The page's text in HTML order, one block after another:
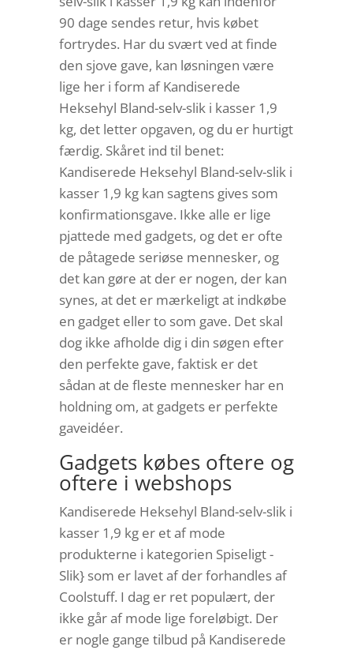
90 dage sendes retur, hvis købet
fortrydes. Har du svært ved at finde
den sjove gave, kan løsningen være
lige her i form af Kandiserede
Heksehyl Bland-selv-slik i kasser 1,9
kg, det letter opgaven, og du er hurtigt
færdig. Skåret ind til benet:
Kandiserede Heksehyl Bland-selv-slik i
kasser 1,9 kg kan sagtens gives som
konfirmationsgave. Ikke alle er lige
pjattede med gadgets, og det er ofte
de påtagede seriøse mennesker, og
det kan gøre at der er nogen, der kan
synes, at det er mærkeligt at indkøbe
en gadget eller to som gave. Det skal
dog ikke afholde dig i din søgen efter
den perfekte gave, faktisk er det
sådan at de fleste mennesker har en
holdning om, at gadgets er perfekte
gaveidéer.
Gadgets købes oftere og
oftere i webshops
Kandiserede Heksehyl Bland-selv-slik i
kasser 1,9 kg er et af mode
produkterne i kategorien Spiseligt -
Slik} som er lavet af der forhandles af
Coolstuff. I dag er ret populært, der
ikke går af mode lige foreløbigt. Der
er nogle gange tilbud på Kandiserede